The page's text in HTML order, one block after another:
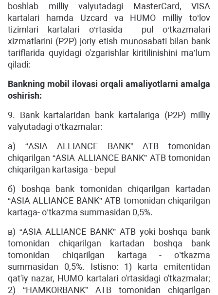
boshlab milliy valyutadagi MasterCard, VISA
kartalari hamda Uzcard va HUMO milliy to‘lov
tizimlari kartalari o‘rtasida pul o‘tkazmalari
xizmatlarini (P2P) joriy etish munosabati bilan bank
tariflarida quyidagi o'zgarishlar kiritilinishini ma’lum
qiladi:
Bankning mobil ilovasi orqali amaliyotlarni amalga
oshirish:
9. Bank kartalaridan bank kartalariga (P2P) milliy
valyutadagi o’tkazmalar:
а) “ASIA ALLIANCE BANK” ATB tomonidan
chiqarilgan “ASIA ALLIANCE BANK” ATB tomonidan
chiqarilgan kartasiga - bepul
б) boshqa bank tomonidan chiqarilgan kartadan
“ASIA ALLIANCE BANK” ATB tomonidan chiqarilgan
kartaga- o’tkazma summasidan 0,5%.
в) “ASIA ALLIANCE BANK” ATB yoki boshqa bank
tomonidan chiqarilgan kartadan boshqa bank
tomonidan chiqarilgan kartaga - o’tkazma
summasidan 0,5%. Istisno: 1) karta emitentidan
qat'iy nazar, HUMO kartalari o'rtasidagi o'tkazmalar;
2) “HAMKORBANK” ATB tomonidan chiqarilgan